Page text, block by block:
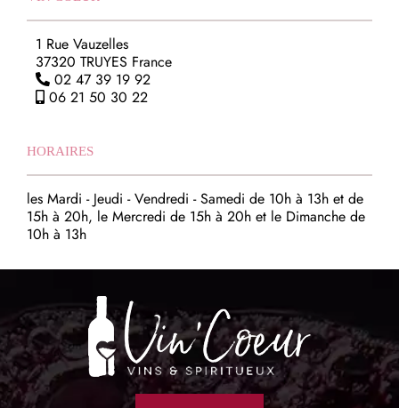
1 Rue Vauzelles
37320 TRUYES France
02 47 39 19 92
06 21 50 30 22
HORAIRES
les Mardi - Jeudi - Vendredi - Samedi de 10h à 13h et de
15h à 20h, le Mercredi de 15h à 20h et le Dimanche de
10h à 13h